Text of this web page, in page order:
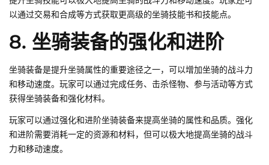
以通过交易和合成等方式获取更高级的坐骑技能书和技能点。
8. 坐骑装备的强化和进阶
坐骑装备是提升坐骑属性的重要途径之一，可以增加坐骑的战斗力
和移动速度。玩家可以通过完成任务、击杀怪物、参与活动等方式
获得坐骑装备和强化材料。
玩家可以通过强化和进阶坐骑装备来提高坐骑的属性和品质。强化
和进阶需要消耗一定的资源和材料，但可以极大地提高坐骑的战斗
力和移动速度。